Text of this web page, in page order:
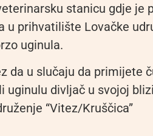
stanicu gdje je
prihvatilište Lovačke
uginula.
da u slučaju da primijete
uginulu divljač u svojoj
“Vitez/Kruščica”